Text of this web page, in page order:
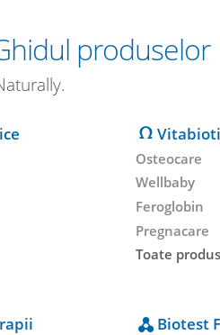
produselor
Osteocare
Wellbaby
Feroglobin
Pregnacare
Toate
Biotest